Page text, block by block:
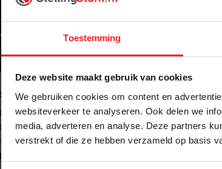
Toestemming
Deze website maakt gebruik van cookies
We gebruiken cookies om content en
websiteverkeer te analyseren. Ook delen we
media, adverteren en analyse. Deze partners
verstrekt of die ze hebben verzameld op basis
magazijnstellingen
geldt voor al onze stellingen. Omdat wij
we elke partij magazijnstellingen kunnen
die met dit keurmerk geclassificeerd wordt is
een lange levensduur zonder problemen. Onze